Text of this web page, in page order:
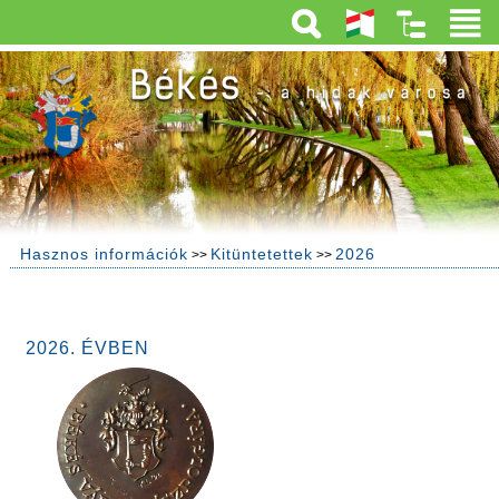
Hasznos információk >> Kitüntetettek >> 2026
2026. ÉVBEN